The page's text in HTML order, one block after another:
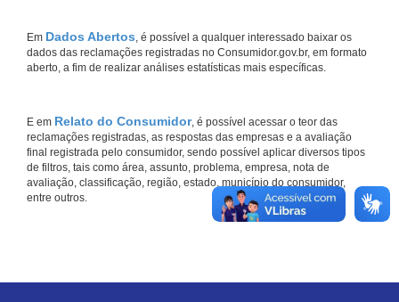
Em Dados Abertos, é possível a qualquer interessado baixar os
dados das reclamações registradas no Consumidor.gov.br, em formato
aberto, a fim de realizar análises estatísticas mais específicas.
E em Relato do Consumidor, é possível acessar o teor das
reclamações registradas, as respostas das empresas e a avaliação
final registrada pelo consumidor, sendo possível aplicar diversos tipos
de filtros, tais como área, assunto, problema, empresa, nota de
avaliação, classificação, região, estado, município do consumidor,
entre outros.